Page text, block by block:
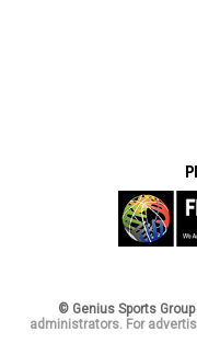
© Genius Sports
administrators. For